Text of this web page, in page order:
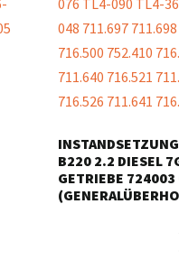
B220 2.2 DIESEL
GETRIEBE